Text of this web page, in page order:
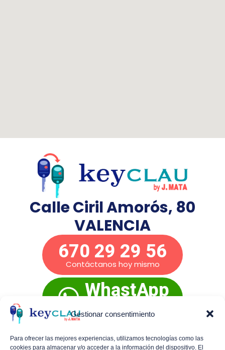
Gestionar consentimiento
Para ofrecer las mejores experiencias, utilizamos tecnologías como las
cookies para almacenar y/o acceder a la información del dispositivo. El
Calle Ciril Amorós, 80
VALENCIA
670 29 29 56
Contáctanos hoy mismo
WhastApp
inmediato